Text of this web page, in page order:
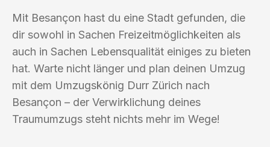
Mit Besançon hast du eine Stadt gefunden, die
dir sowohl in Sachen Freizeitmöglichkeiten als
auch in Sachen Lebensqualität einiges zu bieten
hat. Warte nicht länger und plan deinen Umzug
mit dem Umzugskönig Durr Zürich nach
Besançon – der Verwirklichung deines
Traumumzugs steht nichts mehr im Wege!